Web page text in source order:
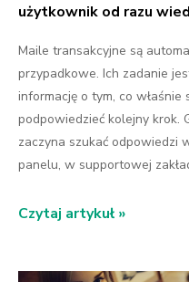
użytkownik od razu
Maile transakcyjne są
przypadkowe. Ich zadanie
informację o tym, co właśnie
podpowiedzieć kolejny krok.
zaczyna szukać odpowiedzi
panelu, w supportowej
Czytaj artykuł »